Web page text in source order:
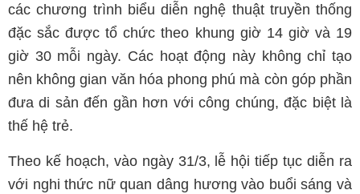
các chương trình biểu diễn nghệ thuật truyền thống
đặc sắc được tổ chức theo khung giờ 14 giờ và 19
giờ 30 mỗi ngày. Các hoạt động này không chỉ tạo
nên không gian văn hóa phong phú mà còn góp phần
đưa di sản đến gần hơn với công chúng, đặc biệt là
thế hệ trẻ.
Theo kế hoạch, vào ngày 31/3, lễ hội tiếp tục diễn ra
với nghi thức nữ quan dâng hương vào buổi sáng và